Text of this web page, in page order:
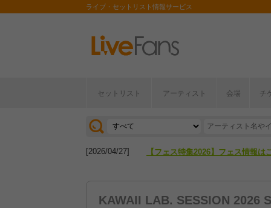
ライブ・セットリスト情報サービス
セットリスト アーティスト 会場 チ
[2026/07/28] 【ライブ動員ランキング】2026年
[2026/04/27] 【フェス特集2026】フェス情報は
KAWAII LAB. SESSION 2026